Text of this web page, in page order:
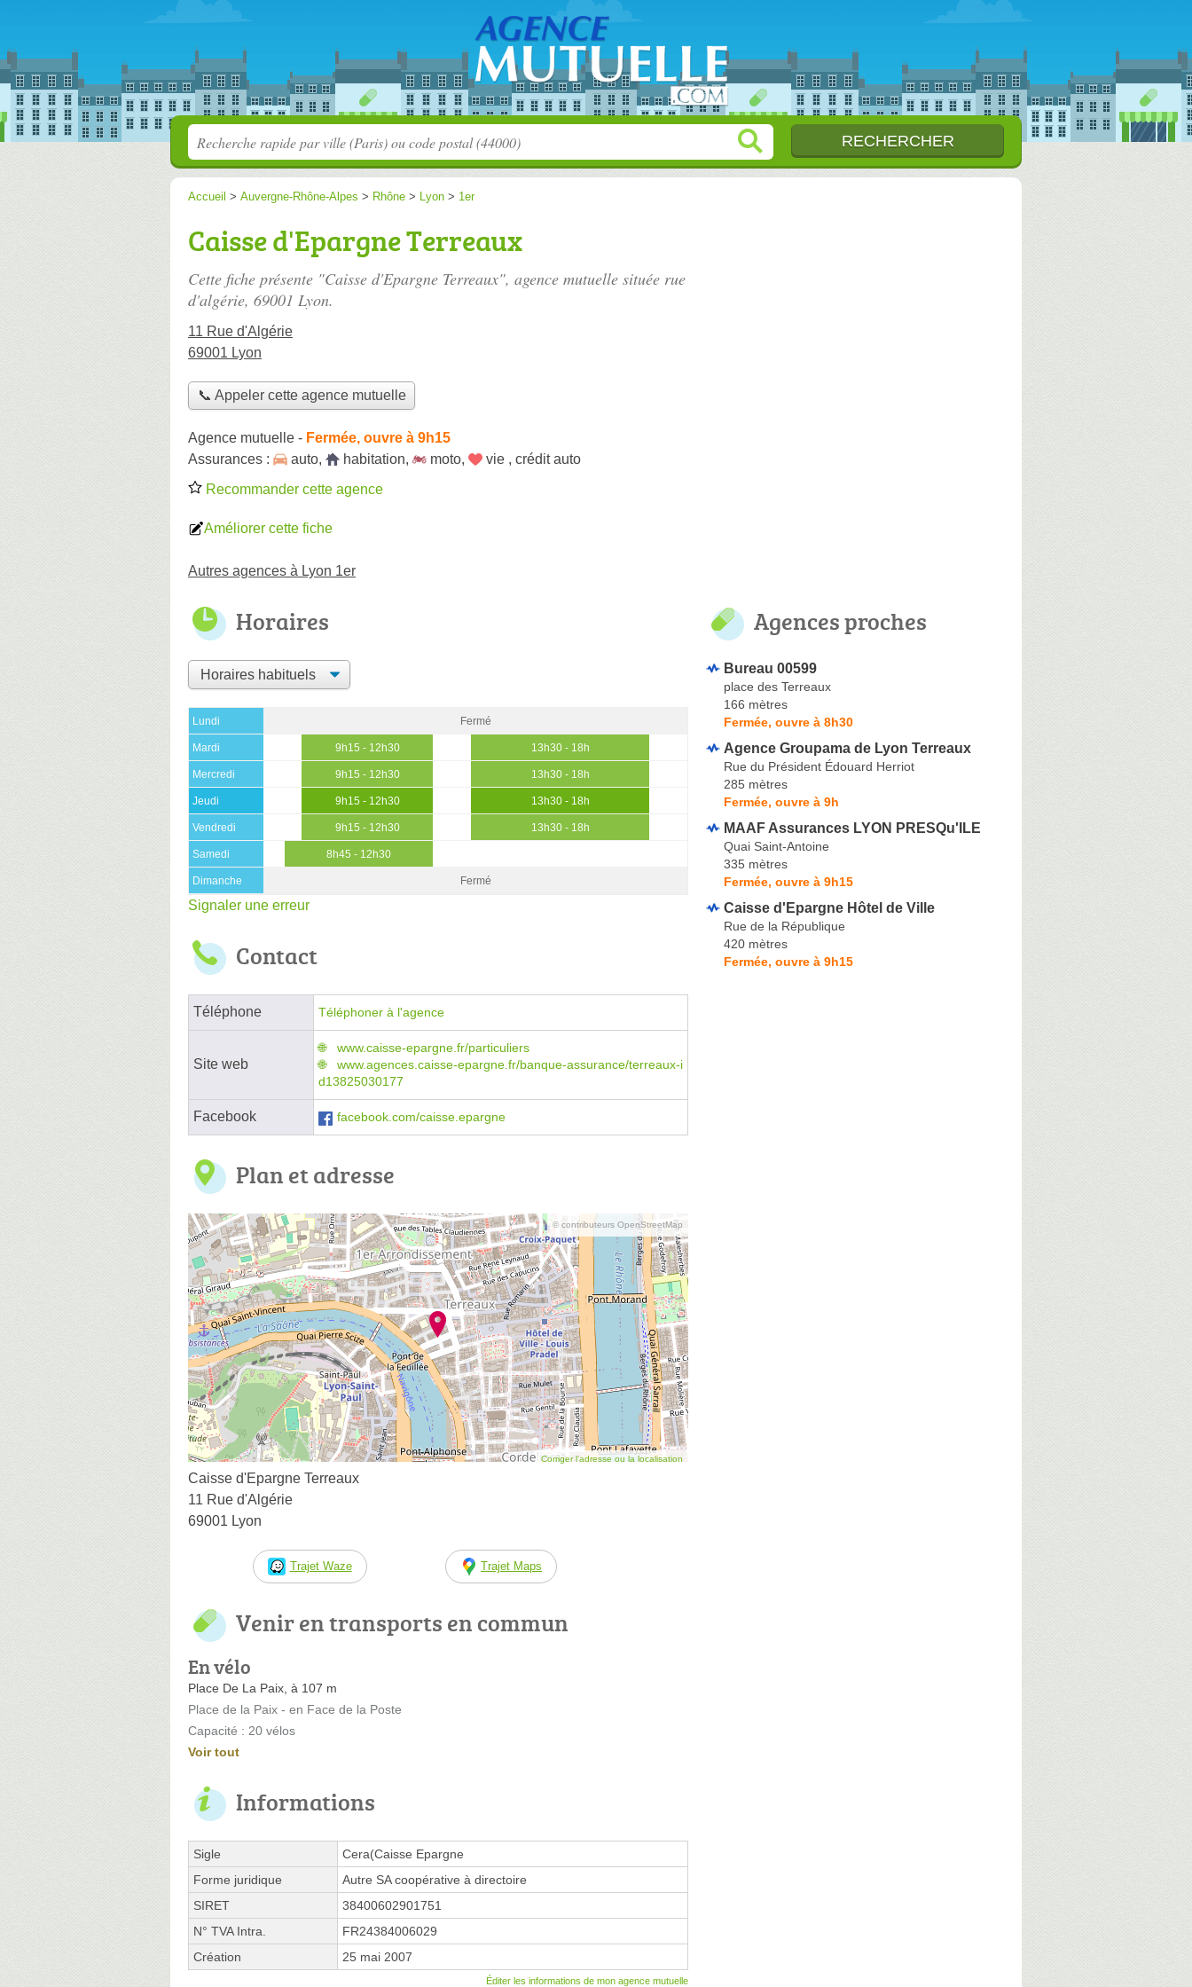
Accueil > Auvergne-Rhône-Alpes > Rhône > Lyon > 1er
Caisse d'Epargne Terreaux
Cette fiche présente "Caisse d'Epargne Terreaux", agence mutuelle située rue
d'algérie, 69001 Lyon.
11 Rue d'Algérie
69001 Lyon
📞 Appeler cette agence mutuelle
Agence mutuelle - Fermée, ouvre à 9h15
Assurances :
auto, habitation, moto, vie , crédit auto
Recommander cette agence
Améliorer cette fiche
Autres agences à Lyon 1er
Horaires
Lundi Fermé
Mardi 9h15 - 12h30 13h30 - 18h
Mercredi 9h15 - 12h30 13h30 - 18h
Jeudi 9h15 - 12h30 13h30 - 18h
Vendredi 9h15 - 12h30 13h30 - 18h
Samedi 8h45 - 12h30
Dimanche Fermé
Signaler une erreur
Contact
Téléphone Téléphoner à l'agence
Site web
www.caisse-epargne.fr/particuliers
www.agences.caisse-epargne.fr/banque-assurance/terreaux-i
d13825030177
Facebook facebook.com/caisse.epargne
Plan et adresse
© contributeurs OpenStreetMap
Corriger l’adresse ou la localisation
Caisse d'Epargne Terreaux
11 Rue d'Algérie
69001 Lyon
Trajet Waze Trajet Maps
Venir en transports en commun
En vélo
Place De La Paix, à 107 m
Place de la Paix - en Face de la Poste
Capacité : 20 vélos
Voir tout
Informations
Sigle
Cera(Caisse Epargne
Forme juridique
Autre SA coopérative à directoire
SIRET
38400602901751
N° TVA Intra.
FR24384006029
Création
25 mai 2007
Éditer les informations de mon agence mutuelle
Agences proches
Bureau 00599
place des Terreaux
166 mètres
Fermée, ouvre à 8h30
Agence Groupama de Lyon Terreaux
Rue du Président Édouard Herriot
285 mètres
Fermée, ouvre à 9h
MAAF Assurances LYON PRESQu'ILE
Quai Saint-Antoine
335 mètres
Fermée, ouvre à 9h15
Caisse d'Epargne Hôtel de Ville
Rue de la République
420 mètres
Fermée, ouvre à 9h15